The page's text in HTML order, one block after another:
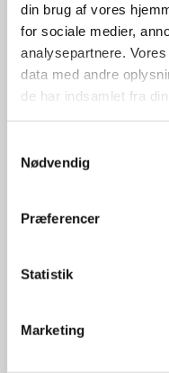
din brug af vores
for sociale medier,
analysepartnere.
data med andre
de har indsamlet fra
Nødvendig
Præferencer
Statistik
Marketing
Champion
Randrup,